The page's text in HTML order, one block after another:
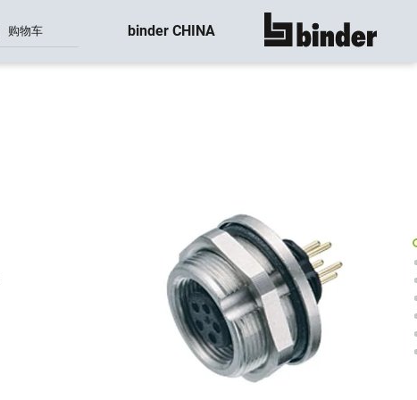
购物车 binder CHINA 显示所有